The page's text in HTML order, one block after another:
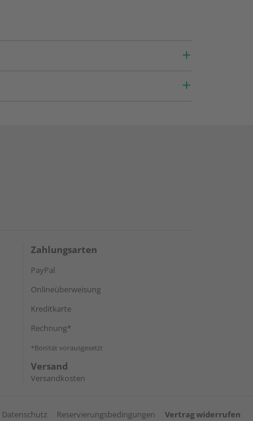
Zahlungsarten
PayPal
Onlineüberweisung
Kreditkarte
Rechnung*
*Bonität vorausgesetzt
Versand
Versandkosten
Datenschutz Reservierungsbedingungen Vertrag widerrufen